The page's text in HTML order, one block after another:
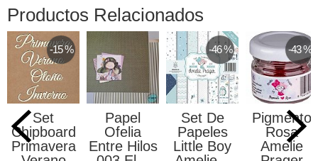
Productos Relacionados
-15 %
Set
Chipboard
Primavera
Papel
Ofelia
Entre Hilos
-46 %
Set De
Papeles
Little Boy
-43 %
Pigmento
Rosa
Amelie